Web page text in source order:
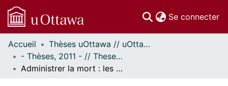
Se connecter
Communautés
et collections
Parcourir
Accueil
Thèses uOttawa // uOttawa Theses
- Thèses, 2011 - // Theses, 2011 -
Administrer la mort : les dossiers testamentaires de deux chanoines parisiens aux XIVe et XVe siècles